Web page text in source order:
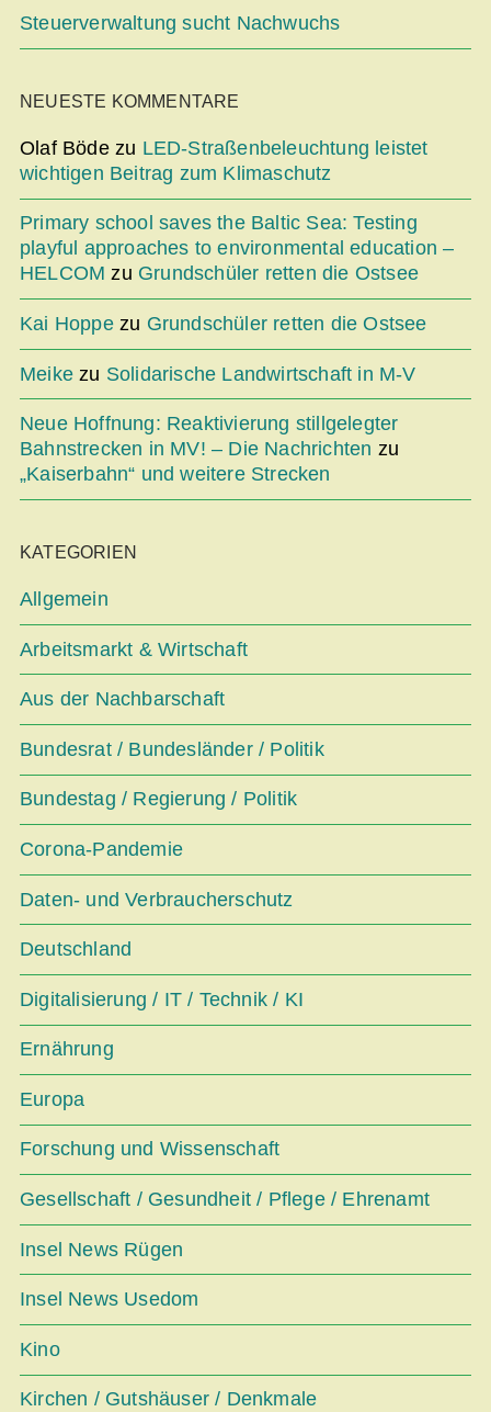
Steuerverwaltung sucht Nachwuchs
NEUESTE KOMMENTARE
Olaf Bödezu LED-Straßenbeleuchtung leistet
wichtigen Beitrag zum Klimaschutz
Primary school saves the Baltic Sea: Testing
playful approaches to environmental education –
HELCOM zu Grundschüler retten die Ostsee
Kai Hoppezu Grundschüler retten die Ostsee
Meike zu Solidarische Landwirtschaft in M-V
Neue Hoffnung: Reaktivierung stillgelegter
Bahnstrecken in MV! – Die Nachrichten zu
„Kaiserbahn“ und weitere Strecken
KATEGORIEN
Allgemein
Arbeitsmarkt & Wirtschaft
Aus der Nachbarschaft
Bundesrat / Bundesländer / Politik
Bundestag / Regierung / Politik
Corona-Pandemie
Daten- und Verbraucherschutz
Deutschland
Digitalisierung / IT / Technik / KI
Ernährung
Europa
Forschung und Wissenschaft
Gesellschaft / Gesundheit / Pflege / Ehrenamt
Insel News Rügen
Insel News Usedom
Kino
Kirchen / Gutshäuser / Denkmale